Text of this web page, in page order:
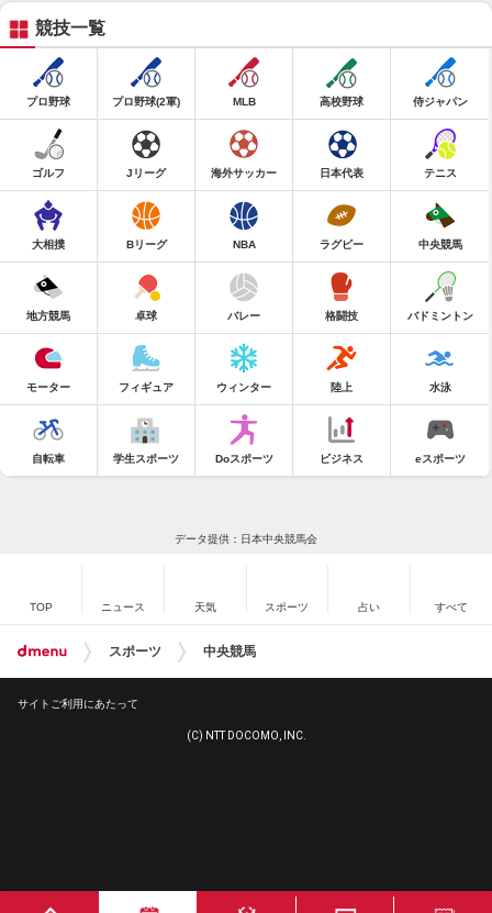
競技一覧
プロ野球 プロ野球(2軍) MLB 高校野球 侍ジャパン
ゴルフ Jリーグ 海外サッカー 日本代表 テニス
大相撲 Bリーグ NBA ラグビー 中央競馬
地方競馬 卓球 バレー 格闘技 バドミントン
モーター フィギュア ウィンター 陸上 水泳
自転車 学生スポーツ Doスポーツ ビジネス eスポーツ
データ提供：日本中央競馬会
TOP ニュース 天気 スポーツ 占い すべて
スポーツ 中央競馬
サイトご利用にあたって
(C) NTT DOCOMO, INC.